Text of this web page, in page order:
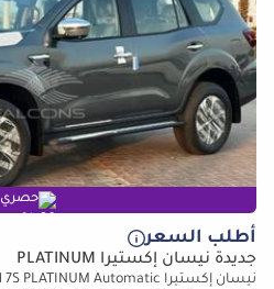
حصري
أطلب السعر
جديدة نيسان إكستيرا PLATINUM
نيسان إكستيرا PLATINUM 2.5L 4WD Petrol 7S PLATINUM Automatic